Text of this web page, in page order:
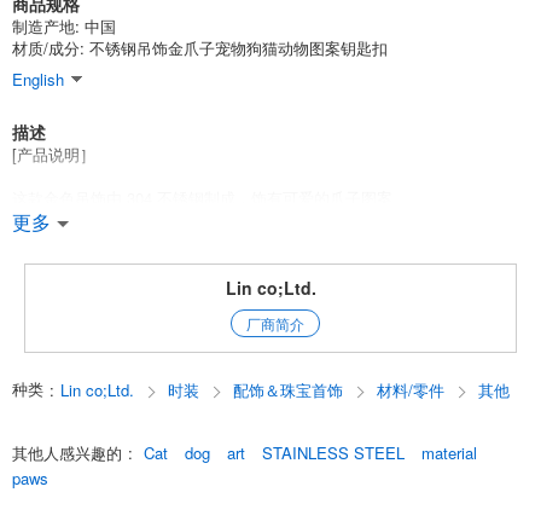
制造产地: 中国
材质/成分: 不锈钢吊饰金爪子宠物狗猫动物图案钥匙扣
English
描述
[产品说明］
圆润的外形和光滑的表面给人一种奢华的感觉，是宠物爱好者的最佳选
由于它带有拉环，因此可广泛用作项链、手链、耳环、包包挂饰等的手工
[产品规格］
更多
Lin co;Ltd.
厂商简介
种类 : Lin co;Ltd. 时装 配饰＆珠宝首饰 材料/零件 其他
其他人感兴趣的 : Cat dog art STAINLESS STEEL
material
paws